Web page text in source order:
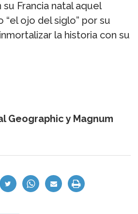
Francia natal aquel
ojo del siglo” por su
la historia con su
Geographic y Magnum